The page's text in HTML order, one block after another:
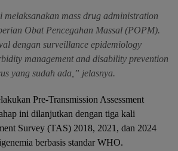
melaksanakan mass drug administration
Obat Pencegahan Massal (POPM).
dengan surveillance epidemiology
management and disability prevention
yang sudah ada,” jelasnya.
Pre-Transmission Assessment
ini dilanjutkan dengan tiga kali
Survey (TAS) 2018, 2021, dan 2024
berbasis standar WHO.